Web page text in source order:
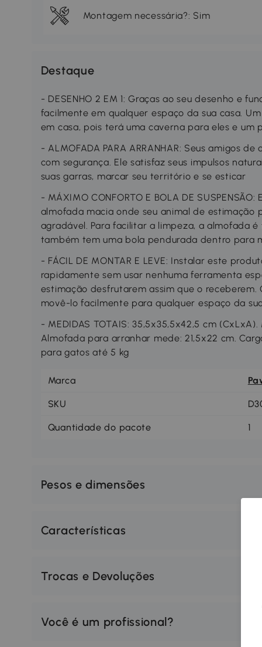
Montagem necessária?: Sim
Destaque
- DESENHO 2 EM 1: Graças ao seu desenho e
facilmente em qualquer espaço da sua casa.
em casa, pois terá uma caverna para eles e um
- ALMOFADA PARA ARRANHAR: Seus amigos
com segurança. Ele satisfaz seus impulsos
suas garras, marcar seu território e se esticar
- MÁXIMO CONFORTO E BOLA DE
almofada macia onde seu animal de estimação
agradável. Para facilitar a limpeza, a almofada
também tem uma bola pendurada dentro para
- FÁCIL DE MONTAR E LEVE: Instalar este
rapidamente sem usar nenhuma ferramenta
estimação desfrutarem assim que o receberem.
movê-lo facilmente para qualquer espaço da
- MEDIDAS TOTAIS: 35,5x35,5x42,5 cm
Almofada para arranhar mede: 21,5x22 cm.
para gatos até 5 kg
Marca
SKU
Quantidade do pacote 1
Pesos e dimensões
Características
Trocas e Devoluções
Você é um profissional?